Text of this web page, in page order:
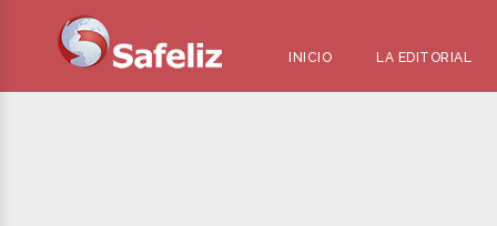
INICIO LA EDITORIAL